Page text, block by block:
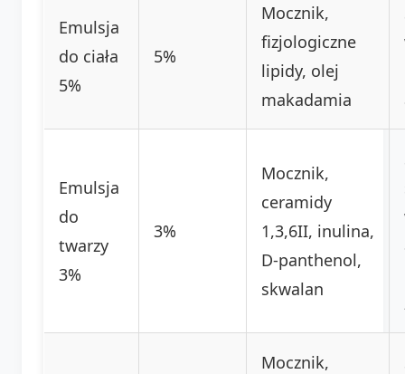
Emulsja
do ciała
5%
5%
Mocznik,
fizjologiczne
lipidy, olej
makadamia
Emulsja
do
twarzy
3%
3%
Mocznik,
ceramidy
1,3,6II, inulina,
D-panthenol,
skwalan
Mocznik,